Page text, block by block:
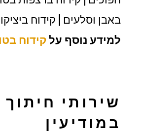
באבן וסלעים | קידוח
למידע נוסף עלקידוח
שירותי חיתוך
במודיעין